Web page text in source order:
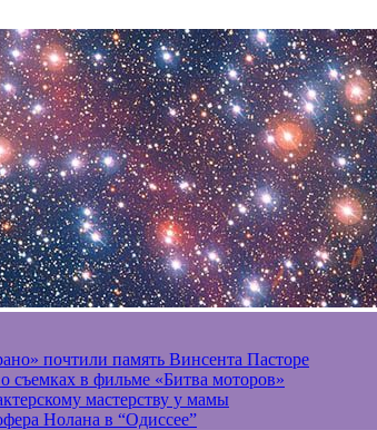
почтили память Винсента Пасторе
съемках в фильме «Битва моторов»
мастерству у мамы
Нолана в “Одиссее”